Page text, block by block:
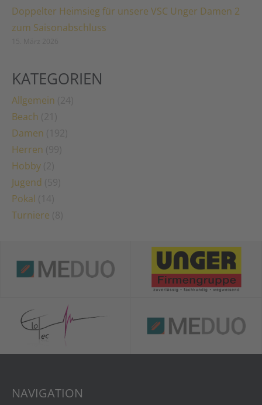
Doppelter Heimsieg für unsere VSC Unger Damen 2
zum Saisonabschluss
KATEGORIEN
Allgemein
Beach
Damen
Herren
Hobby
Jugend
Pokal
Turniere
NAVIGATION